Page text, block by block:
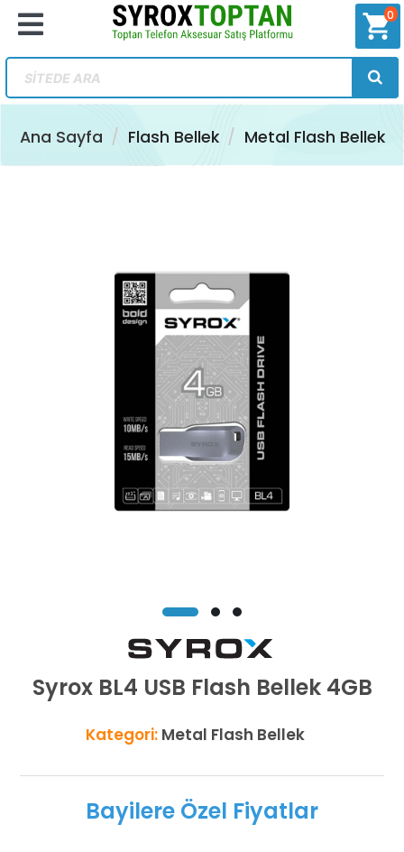
shopping_cart
0
Ana Sayfa Flash Bellek Metal Flash Bellek
Syrox BL4 USB Flash Bellek 4GB
Kategori: Metal Flash Bellek
Bayilere Özel Fiyatlar